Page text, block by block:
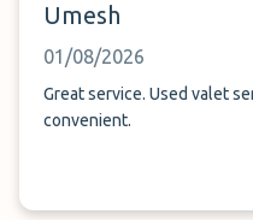
Umesh
01/08/2026
Great service. Used valet
convenient.